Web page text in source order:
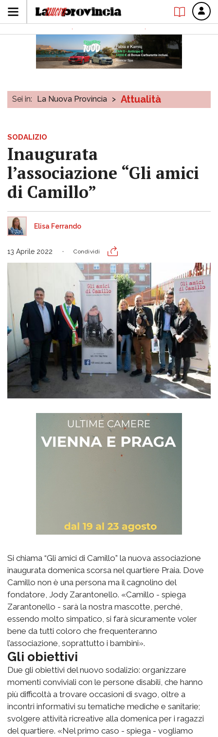
Sei in: La Nuova Provincia > Attualità
SODALIZIO
Inaugurata
l’associazione “Gli amici
di Camillo”
Elisa Ferrando
13 Aprile 2022 Condividi
Si chiama “Gli amici di Camillo” la nuova associazione
inaugurata domenica scorsa nel quartiere Praia. Dove
Camillo non è una persona ma il cagnolino del
fondatore, Jody Zarantonello. «Camillo - spiega
Zarantonello - sarà la nostra mascotte, perché,
essendo molto simpatico, si farà sicuramente voler
bene da tutti coloro che frequenteranno
l’associazione, soprattutto i bambini».
Gli obiettivi
Due gli obiettivi del nuovo sodalizio: organizzare
momenti conviviali con le persone disabili, che hanno
più difficoltà a trovare occasioni di svago, oltre a
incontri informativi su tematiche mediche e sanitarie;
svolgere attività ricreative alla domenica per i ragazzi
del quartiere. «Nel primo caso - spiega - vogliamo